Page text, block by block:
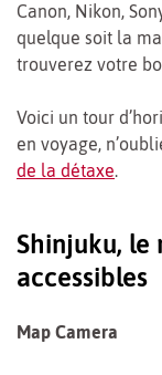
Canon, Nikon,
quelque soit la
trouverez votre
Voici un tour
en voyage,
de la détaxe.
Shinjuku, le
accessibles
Map Camera